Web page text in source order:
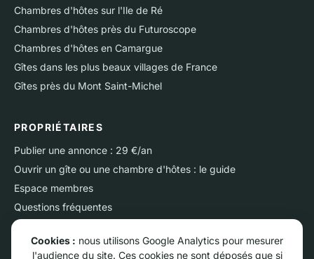
Chambres d'hôtes sur l'Ile de Ré
Chambres d'hôtes près du Futuroscope
Chambres d'hôtes en Camargue
Gîtes dans les plus beaux villages de France
Gîtes près du Mont Saint-Michel
PROPRIÉTAIRES
Publier une annonce : 29 €/an
Ouvrir un gîte ou une chambre d'hôtes : le guide
Espace membres
Questions fréquentes
Nous contacter
Cookies : nous utilisons Google Analytics pour mesurer
l'audience du site. Ces cookies ne sont déposés que si